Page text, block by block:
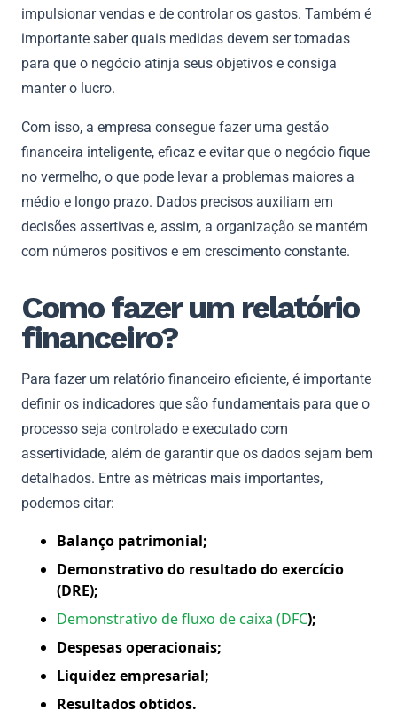
impulsionar vendas e de controlar os gastos. Também é
importante saber quais medidas devem ser tomadas
para que o negócio atinja seus objetivos e consiga
manter o lucro.
Com isso, a empresa consegue fazer uma gestão
financeira inteligente, eficaz e evitar que o negócio fique
no vermelho, o que pode levar a problemas maiores a
médio e longo prazo. Dados precisos auxiliam em
decisões assertivas e, assim, a organização se mantém
com números positivos e em crescimento constante.
Como fazer um relatório
financeiro?
Para fazer um relatório financeiro eficiente, é importante
definir os indicadores que são fundamentais para que o
processo seja controlado e executado com
assertividade, além de garantir que os dados sejam bem
detalhados. Entre as métricas mais importantes,
podemos citar:
Balanço patrimonial;
Demonstrativo do resultado do exercício
(DRE);
Demonstrativo de fluxo de caixa (DFC);
Despesas operacionais;
Liquidez empresarial;
Resultados obtidos.